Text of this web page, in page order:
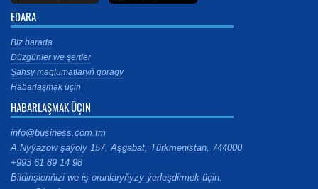
EDARA
Biz barada
Düzgünler we şertler
Şahsy maglumatlaryň goragy
Habarlaşmak üçin
HABARLAŞMAK ÜÇIN
info@business.com.tm
A.Nyýazow şaýoly 157, Aşgabat, Türkmenistan, 744000
+993 61 89 14 98
Bildirişleriňizi we iş orunlaryňyzy ýerleşdirmek üçin: